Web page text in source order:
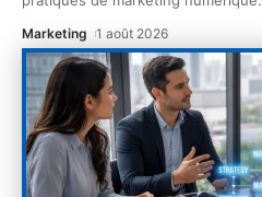
Marketing 1 août 2026